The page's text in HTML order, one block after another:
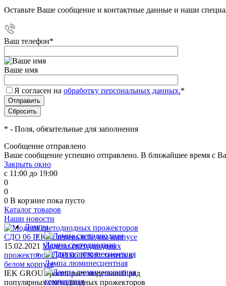
Оставьте Ваше сообщение и контактные данные и наши
Ваш телефон*
Ваше имя
Я согласен на обработку персональных данных.*
* - Поля, обязательные для заполнения
Сообщение отправлено
Ваше сообщение успешно отправлено. В ближайшее время с
Закрыть окно
с 11:00 до 19:00
0
0
0 В корзине пока пусто
Каталог товаров
Лампы
Лампа светодиодная
Лампа люминесцентная
Наши новости
15.02.2021 Модели светодиодных
прожекторов СДО 06 IEK®: теперь в
белом корпусе
IEK GROUP расширяет модельный ряд
популярных светодиодных прожекторов